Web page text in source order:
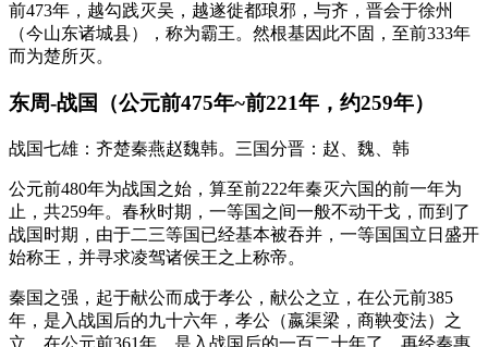
前473年，越勾践灭吴，越遂徙都琅邪，与齐，晋会于徐州
（今山东诸城县），称为霸王。然根基因此不固，至前333年
而为楚所灭。
东周-战国（公元前475年~前221年，约259年）
战国七雄：齐楚秦燕赵魏韩。三国分晋：赵、魏、韩
公元前480年为战国之始，算至前222年秦灭六国的前一年为
止，共259年。春秋时期，一等国之间一般不动干戈，而到了
战国时期，由于二三等国已经基本被吞并，一等国国立日盛开
始称王，并寻求凌驾诸侯王之上称帝。
秦国之强，起于献公而成于孝公，献公之立，在公元前385
年，是入战国后的九十六年，孝公（嬴渠梁，商鞅变法）之
立，在公元前361年，是入战国后的一百二十年了。再经秦惠